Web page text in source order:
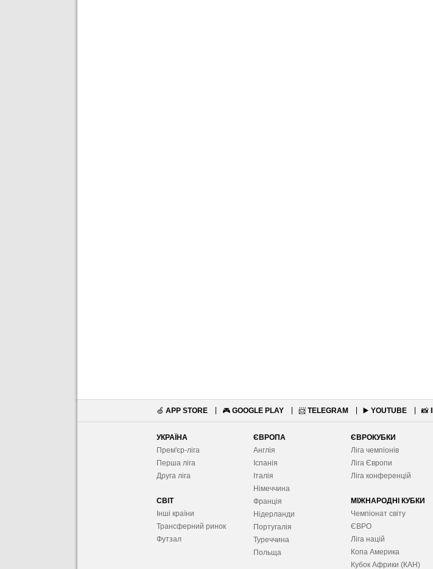
🍏 APP STORE 🎮 GOOGLE PLAY 📨 TELEGRAM ▶️ YOUTUBE 📸
УКРАЇНА
Прем'єр-ліга
Перша ліга
Друга ліга
СВІТ
Інші країни
Трансферний ринок
Футзал
ЄВРОПА
Англія
Іспанія
Італія
Німеччина
Франція
Нідерланди
Португалія
Туреччина
Польща
ЄВРОКУБКИ
Ліга чемпіонів
Ліга Європи
Ліга конференцій
МІЖНАРОДНІ КУБКИ
Чемпіонат світу
ЄВРО
Ліга націй
Копа Америка
Кубок Африки (КАН)